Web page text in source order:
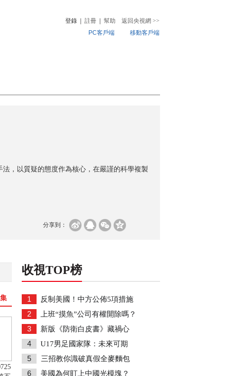
登錄 註冊 幫助 返回央視網 >>
PC客戶端
移動客戶端
，以質疑的態度作為核心，在嚴謹的科學複製
分享到：
收視TOP榜
1 反制美國！中方公佈5項措施
2 上班“摸魚”公司有權開除嗎？
3 新版《防衛白皮書》藏禍心
4 U17男足國家隊：未來可期
5 三招教你識破真假全麥麵包
6 美國為何盯上中國光模塊？